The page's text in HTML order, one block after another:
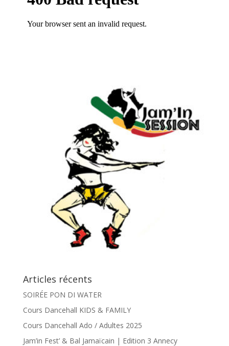
Articles récents
SOIRÉE PON DI WATER
Cours Dancehall KIDS & FAMILY
Cours Dancehall Ado / Adultes 2025
Jam’in Fest’ & Bal Jamaïcain | Edition 3 Annecy